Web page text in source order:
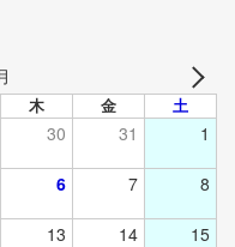
木 金 土
30 31 1
6 7 8
13 14 15